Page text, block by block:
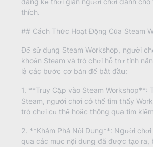
thích.
## Cách Thức Hoạt Động Của Steam
Để sử dụng Steam Workshop, người
khoản Steam và trò chơi hỗ trợ tính
là các bước cơ bản để bắt đầu:
1. **Truy Cập vào Steam Workshop**:
Steam, người chơi có thể tìm thấy
trò chơi cụ thể hoặc thông qua tìm
2. **Khám Phá Nội Dung**: Người
qua các mục nội dung đã được tạo ra,